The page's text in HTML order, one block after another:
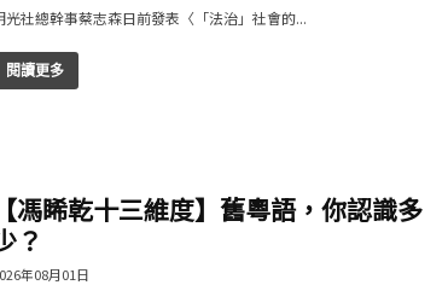
光社總幹事蔡志森日前發表〈「法治」社會的...
閱讀更多
馮睎乾十三維度】舊粵語，你認識多
？
年08月01日